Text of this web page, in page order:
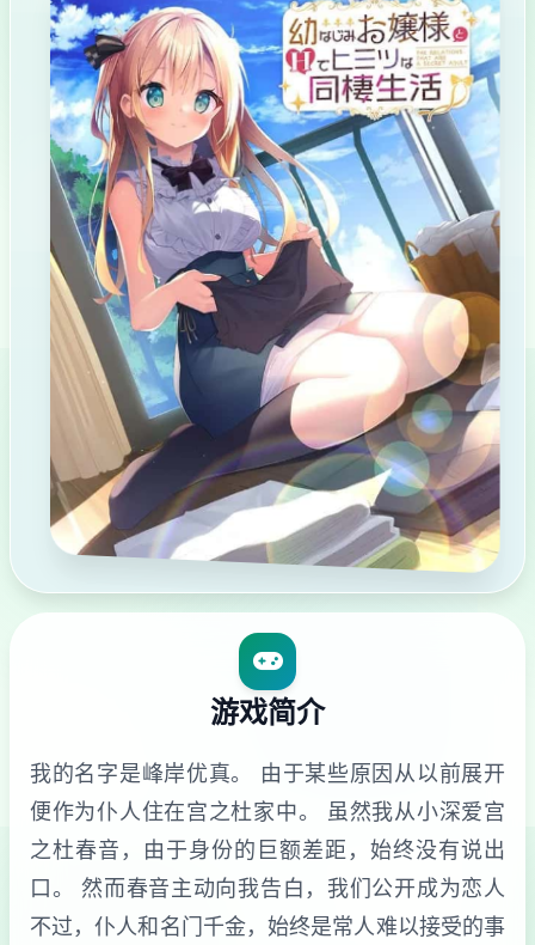
游戏简介
我的名字是峰岸优真。 由于某些原因从以前展开
便作为仆人住在宫之杜家中。 虽然我从小深爱宫
之杜春音，由于身份的巨额差距，始终没有说出
口。 然而春音主动向我告白，我们公开成为恋人
不过，仆人和名门千金，始终是常人难以接受的事